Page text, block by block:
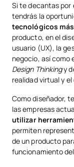
Si te decantas por
tendrás la
tecnológicos
producto, en el
usuario (UX), la
negocio, así como
Design Thinkingy
realidad virtual y
Como diseñador,
las empresas
utilizar
permiten
de un producto
funcionamiento